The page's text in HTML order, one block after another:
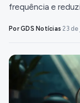
frequência e
Por GDS Notícias·23